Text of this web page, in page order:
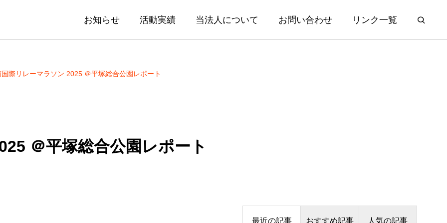
お知らせ 活動実績 当法人について お問い合わせ リンク一覧
際リレーマラソン 2025 ＠平塚総合公園レポート
＠平塚総合公園レポート
最近の記事 おすすめ記事 人気の記事